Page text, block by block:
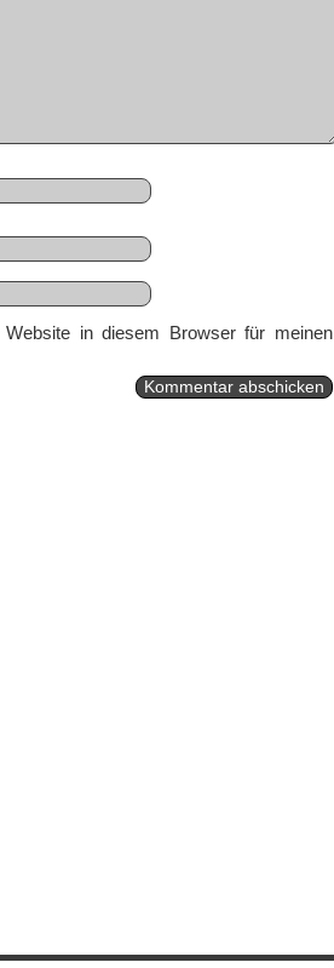
in diesem Browser für meinen